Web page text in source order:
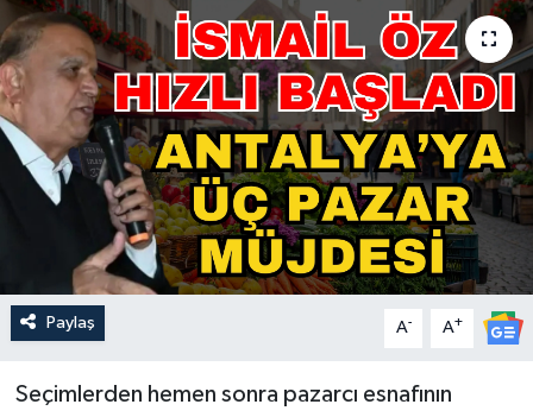
Paylaş A- A+
Seçimlerden hemen sonra pazarcı esnafının
Magazin
Resmi İlan
Sağlık & Yaşam
Siyaset
Spor